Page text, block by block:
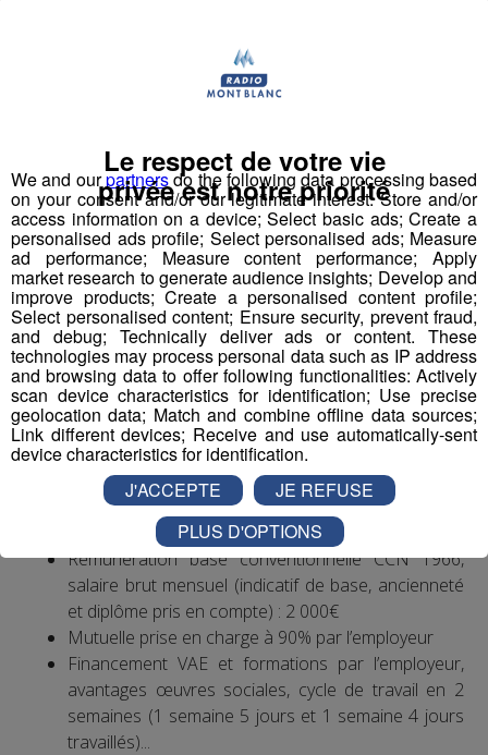
1 Accompagnant Éducatif et Social ou
Aide Médico-Psychologique ou Aide-
Soignant diplômé ou faisant fonction
Expérience dans le handicap souhaitée, débutant
accepté.
Autre diplôme accepté : Moniteur-Educateur.
> poste à pourvoir dès que possible
Conditions:
CDI, 35h hebdomadaires, travail 1 weekend /2
(prime les dimanches travaillés)
Rémunération base conventionnelle CCN 1966,
salaire brut mensuel (indicatif de base, ancienneté
et diplôme pris en compte) : 2 000€
Mutuelle prise en charge à 90% par l’employeur
Financement VAE et formations par l’employeur,
avantages œuvres sociales, cycle de travail en 2
semaines (1 semaine 5 jours et 1 semaine 4 jours
travaillés)...
We and ourpartnersdo the following data processing based
on your consent and/or our legitimate interest: Store and/or
access information on a device; Select basic ads; Create a
personalised ads profile; Select personalised ads; Measure
ad performance; Measure content performance; Apply
market research to generate audience insights; Develop and
improve products; Create a personalised content profile;
Select personalised content; Ensure security, prevent fraud,
and debug; Technically deliver ads or content. These
technologies may process personal data such as IP address
and browsing data to offer following functionalities: Actively
scan device characteristics for identification; Use precise
geolocation data; Match and combine offline data sources;
Link different devices; Receive and use automatically-sent
device characteristics for identification.
Le respect de votre vie
privée est notre priorité
J'ACCEPTE
JE REFUSE
PLUS D'OPTIONS